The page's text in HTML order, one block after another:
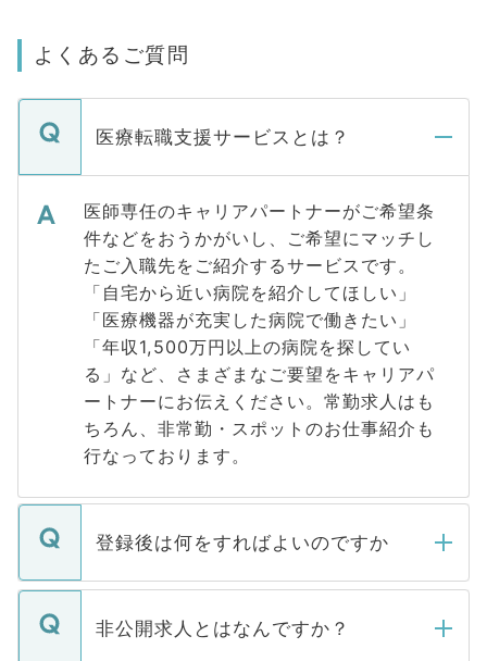
よくあるご質問
医療転職支援サービスとは？
医師専任のキャリアパートナーがご希望条
件などをおうかがいし、ご希望にマッチし
たご入職先をご紹介するサービスです。
「自宅から近い病院を紹介してほしい」
「医療機器が充実した病院で働きたい」
「年収1,500万円以上の病院を探してい
る」など、さまざまなご要望をキャリアパ
ートナーにお伝えください。常勤求人はも
ちろん、非常勤・スポットのお仕事紹介も
行なっております。
登録後は何をすればよいのですか
ご登録いただきましたら、弊社担当者がご
登録内容を確認し、その後メールもしくは
非公開求人とはなんですか？